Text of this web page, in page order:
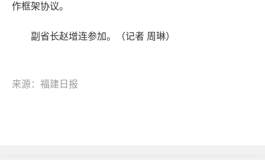
作框架协议。
副省长赵增连参加。 （记者 周琳）
来源：福建日报